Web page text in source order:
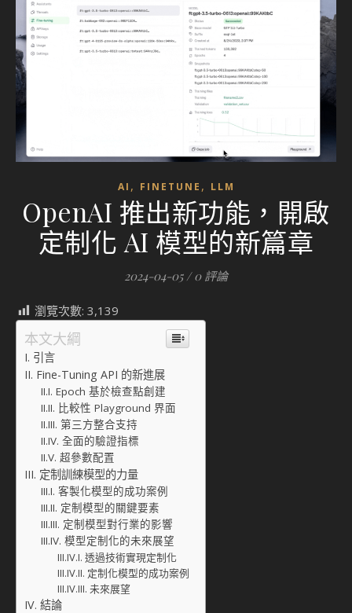
AI , FINETUNE , LLM
OpenAI 推出新功能，開啟
定制化 AI 模型的新篇章
2024-04-05 / 0 評論
瀏覽次數: 3,139
本文大綱
引言
Fine-Tuning API 的新進展
Epoch 基於檢查點創建
比較性 Playground 界面
第三方整合支持
全面的驗證指標
超參數配置
定制訓練模型的力量
客製化模型的成功案例
定制模型的關鍵要素
定制模型對行業的影響
模型定制化的未來展望
透過技術實現定制化
定制化模型的成功案例
未來展望
結論